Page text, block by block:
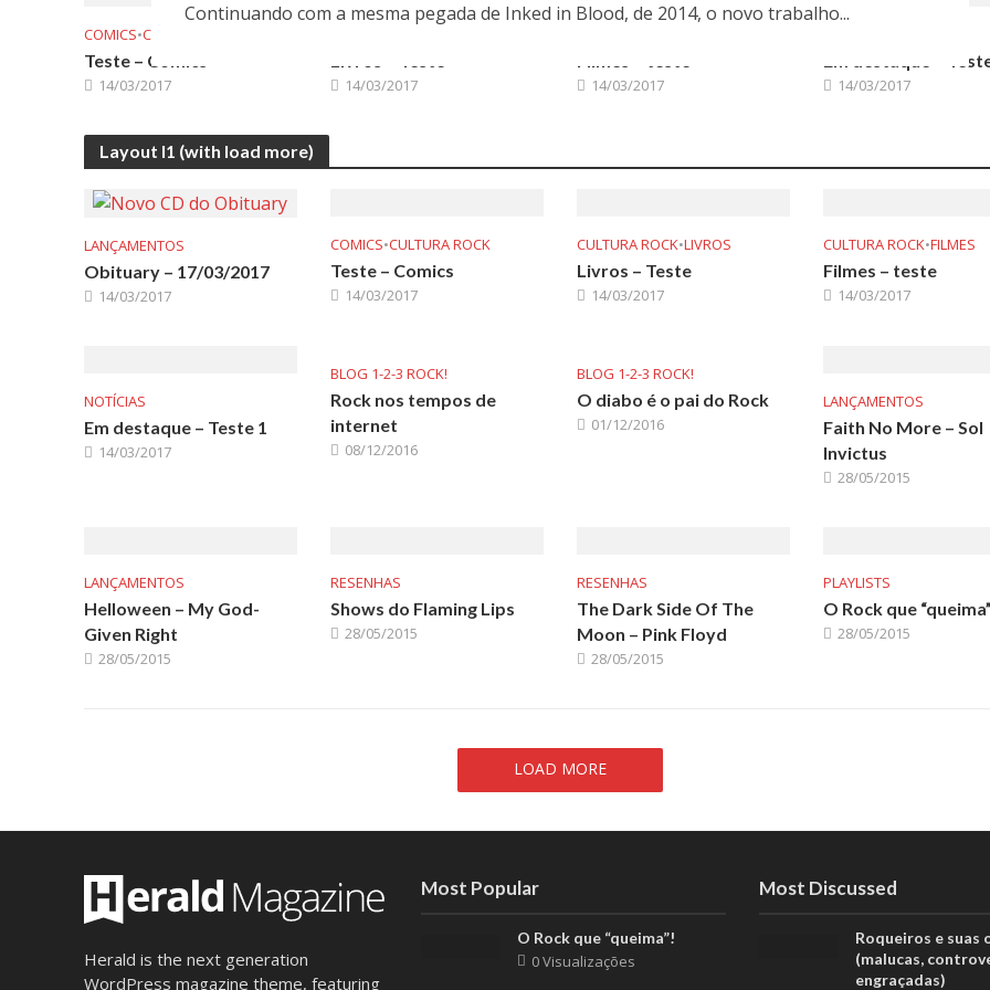
Continuando com a mesma pegada de Inked in Blood, de 2014, o novo trabalho...
COMICS•CULTURA ROCK
Teste – Comics
14/03/2017 14/03/2017 14/03/2017
Em destaque –
14/03/2017
Layout I1 (with load more)
LANÇAMENTOS
Obituary – 17/03/2017
14/03/2017
COMICS•CULTURA ROCK
Teste – Comics
14/03/2017
CULTURA ROCK•LIVROS
Livros – Teste
14/03/2017
CULTURA ROCK•FILMES
Filmes – teste
14/03/2017
NOTÍCIAS
Em destaque – Teste 1
14/03/2017
BLOG 1-2-3 ROCK!
Rock nos tempos de
internet
08/12/2016
BLOG 1-2-3 ROCK!
O diabo é o pai do Rock
01/12/2016
LANÇAMENTOS
Faith No More – Sol
Invictus
28/05/2015
LANÇAMENTOS
Helloween – My God-
Given Right
28/05/2015
RESENHAS
Shows do Flaming Lips
28/05/2015
RESENHAS
The Dark Side Of The
Moon – Pink Floyd
28/05/2015
PLAYLISTS
O Rock que
28/05/2015
LOAD MORE
Herald is the next generation
WordPress magazine theme, featuring
Most Popular
O Rock que “queima”!
0 Visualizações
Most Discussed
Roqueiros e suas
(malucas,
engraçadas)